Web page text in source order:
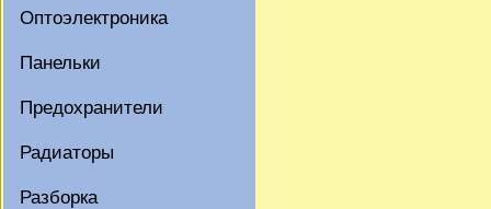
Оптоэлектроника
Панельки
Предохранители
Радиаторы
Разборка